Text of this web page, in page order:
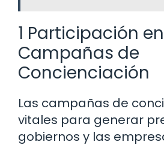
1 Participación en
Campañas de
Concienciación
Las campañas de
vitales para generar
gobiernos y las